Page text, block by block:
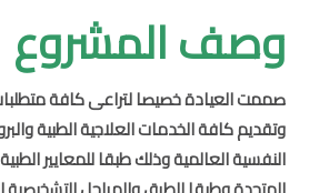
وصف المشروع
صممت العيادة خصيصا لتراعى كافة متطلبات
وتقديم كافة الخدمات العلاجية الطبية
النفسية العالمية وذلك طبقا للمعايير الطبية